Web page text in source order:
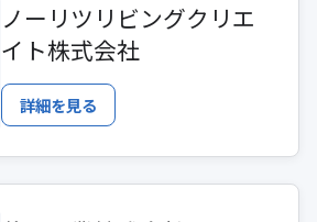
ノーリツリビングクリエ
イト株式会社
詳細を見る